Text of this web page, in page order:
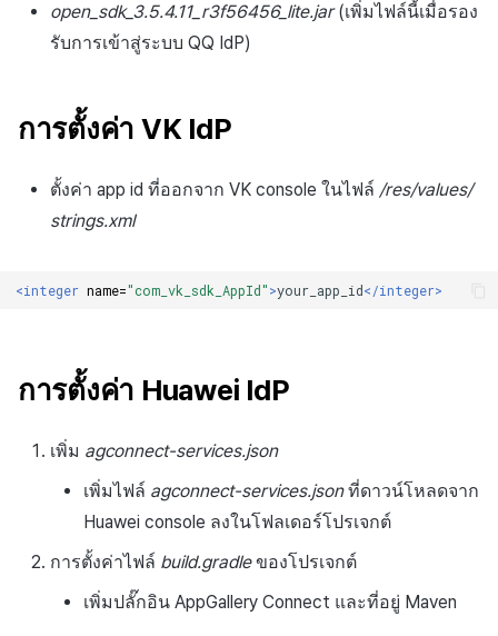
open_sdk_3.5.4.11_r3f56456_lite.jar(เพิ่มไฟล์นี้เมื่อรอง
รับการเข้าสู่ระบบ QQ IdP)
การตั้งค่า VK IdP
ตั้งค่า app id ที่ออกจาก VK console ในไฟล์ /res/values/
strings.xml
<integer name="com_vk_sdk_AppId">your_app_id</integer>
การตั้งค่า Huawei IdP
เพิ่ม agconnect-services.json
เพิ่มไฟล์ agconnect-services.jsonที่ดาวน์โหลดจาก
Huawei console ลงในโฟลเดอร์โปรเจกต์
การตั้งค่าไฟล์ build.gradleของโปรเจกต์
เพิ่มปลั๊กอิน AppGallery Connect และที่อยู่ Maven